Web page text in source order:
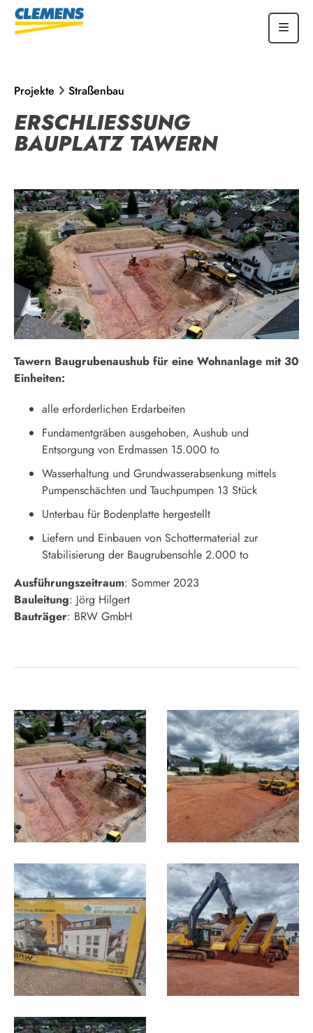
Projekte Straßenbau
ERSCHLIESSUNG B
AUPLATZ TAWERN
Tawern Baugrubenaushub für eine Wohnanlage mit 30
Einheiten:
alle erforderlichen Erdarbeiten
Fundamentgräben ausgehoben, Aushub und
Entsorgung von Erdmassen 15.000 to
Wasserhaltung und Grundwasserabsenkung mittels
Pumpenschächten und Tauchpumpen 13 Stück
Unterbau für Bodenplatte hergestellt
Liefern und Einbauen von Schottermaterial zur
Stabilisierung der Baugrubensohle 2.000 to
Ausführungszeitraum: Sommer 2023
Bauleitung: Jörg Hilgert
Bauträger: BRW GmbH